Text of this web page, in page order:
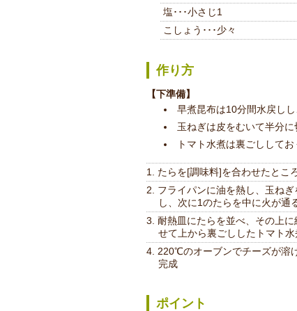
塩･･･小さじ1
こしょう･･･少々
作り方
【下準備】
早煮昆布は10分間水戻し
玉ねぎは皮をむいて半分
トマト水煮は裏ごししてお
たらを[調味料]を合わせたとこ
フライパンに油を熱し、玉ね
し、次に1のたらを中に火が通
耐熱皿にたらを並べ、その上
せて上から裏ごししたトマト
220℃のオーブンでチーズが溶
完成
ポイント